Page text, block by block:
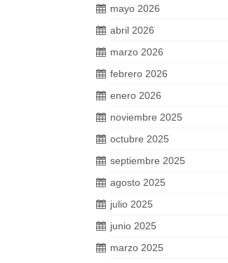
mayo 2026
abril 2026
marzo 2026
febrero 2026
enero 2026
noviembre 2025
octubre 2025
septiembre 2025
agosto 2025
julio 2025
junio 2025
marzo 2025